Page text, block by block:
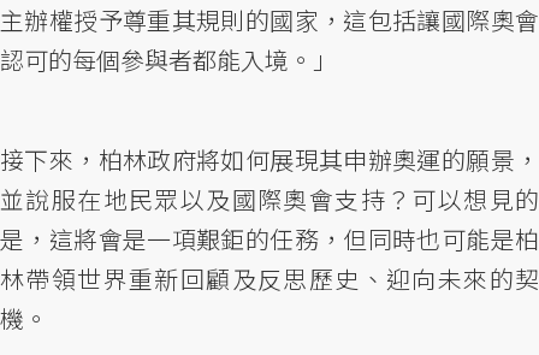
主辦權授予尊重其規則的國家，這包括讓國際奧會
認可的每個參與者都能入境。」
接下來，柏林政府將如何展現其申辦奧運的願景，
並說服在地民眾以及國際奧會支持？可以想見的
是，這將會是一項艱鉅的任務，但同時也可能是柏
林帶領世界重新回顧及反思歷史、迎向未來的契
機。